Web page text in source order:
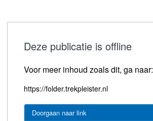
Deze publicatie is offline
Voor meer inhoud zoals dit, ga naar:
https://folder.trekpleister.nl
Doorgaan naar link